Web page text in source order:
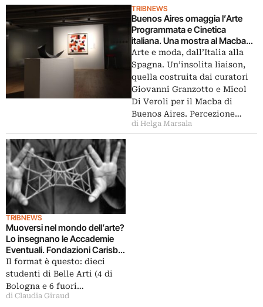
TRIBNEWS
Buenos Aires omaggia l’Arte
Programmata e Cinetica
italiana. Una mostra al Macba
raduna i maggiori artisti
dell’epoca, da Gianni Colombo
e Bruno Munari. E a sorpresa,
c’è anche un link con la moda
Arte e moda, dall’Italia alla
Spagna. Un’insolita liaison,
quella costruita dai curatori
Giovanni Granzotto e Micol
Di Veroli per il Macba di
Buenos Aires. Percezione…
di Helga Marsala
TRIBNEWS
Muoversi nel mondo dell’arte?
Lo insegnano le Accademie
Eventuali. Fondazioni Carisbo
e Furla in pista a Bologna,
primi docenti Giovanni
Anceschi e Luca Trevisani
Il format è questo: dieci
studenti di Belle Arti (4 di
Bologna e 6 fuori…
di Claudia Giraud